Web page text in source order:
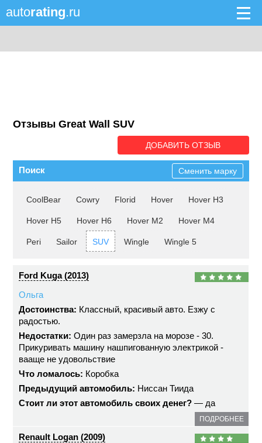
autorating.ru
Отзывы Great Wall SUV
ДОБАВИТЬ ОТЗЫВ
Поиск Сменить марку
CoolBear Cowry Florid Hover Hover H3
Hover H5 Hover H6 Hover M2 Hover M4
Peri Sailor SUV Wingle Wingle 5
Ford Kuga (2013)
Ольга
Достоинства: Классный, красивый авто. Езжу с
радостью.
Недостатки: Один раз замерзла на морозе - 30.
Прикуривать машину нашпигованную электрикой -
вааще не удовольствие
Что ломалось: Коробка
Предыдущий автомобиль: Ниссан Тиида
Стоит ли этот автомобиль своих денег? — да
ПОДРОБНЕЕ
Renault Logan (2009)